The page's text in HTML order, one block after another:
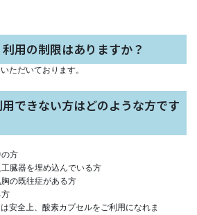
用の制限はありますか？
ただいております。
できない方はどのような方です
方
臓器を埋め込んでいる方
の既往症がある方
安全上、酸素カプセルをご利用になれま